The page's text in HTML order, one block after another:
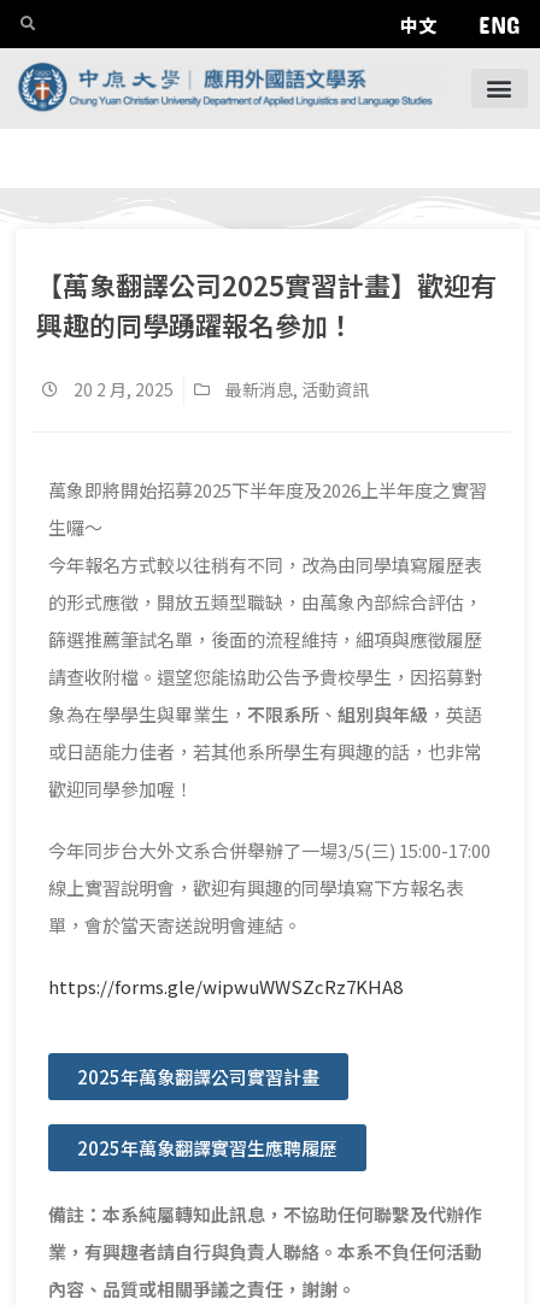
中文 ENG
【萬象翻譯公司2025實習計畫】歡迎有
興趣的同學踴躍報名參加！
20 2 月, 2025 最新消息, 活動資訊
萬象即將開始招募2025下半年度及2026上半年度之實習
生囉～
今年報名方式較以往稍有不同，改為由同學填寫履歷表
的形式應徵，開放五類型職缺，由萬象內部綜合評估，
篩選推薦筆試名單，後面的流程維持，細項與應徵履歷
請查收附檔。還望您能協助公告予貴校學生，因招募對
象為在學學生與畢業生， 不限系所 、 組別與年級 ，英語
或日語能力佳者，若其他系所學生有興趣的話，也非常
歡迎同學參加喔！
今年同步台大外文系合併舉辦了一場3/5(三) 15:00-17:00
線上實習說明會，歡迎有興趣的同學填寫下方報名表
單，會於當天寄送說明會連結。
https://forms.gle/wipwuWWSZcRz7KHA8
2025年萬象翻譯公司實習計畫
2025年萬象翻譯實習生應聘履歷
備註：本系純屬轉知此訊息，不協助任何聯繫及代辦作
業，有興趣者請自行與負責人聯絡。本系不負任何活動
內容、品質或相關爭議之責任，謝謝。